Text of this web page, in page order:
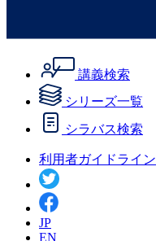
講義検索
シリーズ一覧
シラバス検索
利用者ガイドライン
JP
EN